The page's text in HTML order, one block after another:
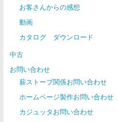
お客さんからの感想
動画
カタログ ダウンロード
中古
お問い合わせ
薪ストーブ関係お問い合わせ
ホームページ製作お問い合わせ
カジュッタお問い合わせ